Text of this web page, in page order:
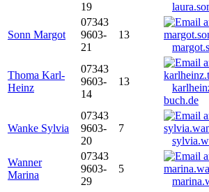
19
Sonn Margot
07343
9603-
21
13
Thoma Karl-
Heinz
07343
9603-
14
13
buch.de
Wanke Sylvia
07343
9603-
20
7
Wanner
Marina
07343
9603-
29
5